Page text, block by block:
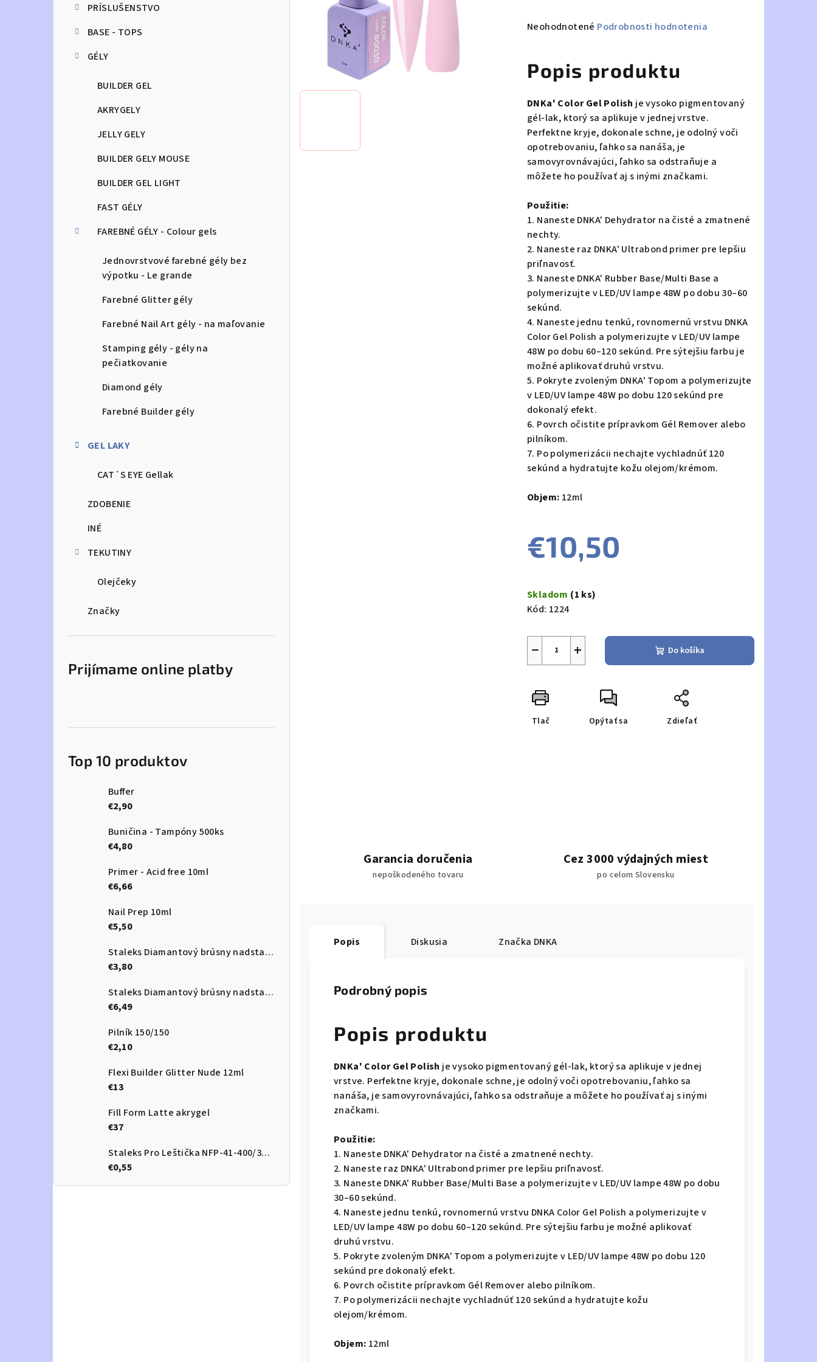
PRÍSLUŠENSTVO
BASE - TOPS
GÉLY
BUILDER GEL
AKRYGELY
JELLY GELY
BUILDER GELY MOUSE
BUILDER GEL LIGHT
FAST GÉLY
FAREBNÉ GÉLY - Colour gels
Jednovrstvové farebné gély bez
výpotku - Le grande
Farebné Glitter gély
Farebné Nail Art gély - na maľovanie
Stamping gély - gély na
pečiatkovanie
Diamond gély
Farebné Builder gély
GEL LAKY
CAT´S EYE Gellak
ZDOBENIE
INÉ
TEKUTINY
Olejčeky
Značky
Prijímame online platby
Top 10 produktov
Buffer
€2,90
Buničina - Tampóny 500ks
€4,80
Primer - Acid free 10ml
€6,66
Nail Prep 10ml
€5,50
Staleks Diamantový brúsny nadstavec - “frustum” red - FA70R025/8
€3,80
Staleks Diamantový brúsny nadstavec - “ball” red 3,5 - FA01R035
€6,49
Pilník 150/150
€2,10
Flexi Builder Glitter Nude 12ml
€13
Fill Form Latte akrygel
€37
Staleks Pro Leštička NFP-41-400/3000
€0,55
Priemerné
je
z
5
hviezdičiek.
Neohodnotené Podrobnosti hodnotenia
Popis produktu
DNKa' Color Gel Polish je vysoko pigmentovaný
gél-lak, ktorý sa aplikuje v jednej vrstve.
Perfektne kryje, dokonale schne, je odolný voči
opotrebovaniu, ľahko sa nanáša, je
samovyrovnávajúci, ľahko sa odstraňuje a
môžete ho používať aj s inými značkami.
Použitie:
1. Naneste DNKA' Dehydrator na čisté a zmatnené
nechty.
2. Naneste raz DNKA' Ultrabond primer pre lepšiu
priľnavosť.
3. Naneste DNKA' Rubber Base/Multi Base a
polymerizujte v LED/UV lampe 48W po dobu 30–60
sekúnd.
4. Naneste jednu tenkú, rovnomernú vrstvu DNKA
Color Gel Polish a polymerizujte v LED/UV lampe
48W po dobu 60–120 sekúnd. Pre sýtejšiu farbu je
možné aplikovať druhú vrstvu.
5. Pokryte zvoleným DNKA' Topom a polymerizujte
v LED/UV lampe 48W po dobu 120 sekúnd pre
dokonalý efekt.
6. Povrch očistite prípravkom Gél Remover alebo
pilníkom.
7. Po polymerizácii nechajte vychladnúť 120
sekúnd a hydratujte kožu olejom/krémom.
Objem: 12ml
€10,50
cena:
Skladom (1 ks)
Kód: 1224
+
− Do košíka
Tlač Opýtať sa Zdieľať
Garancia doručenia
nepoškodeného tovaru
Cez 3000 výdajných miest
po celom Slovensku
Popis Diskusia Značka DNKA
Podrobný popis
Popis produktu
DNKa' Color Gel Polish je vysoko pigmentovaný gél-lak, ktorý sa aplikuje v jednej
vrstve. Perfektne kryje, dokonale schne, je odolný voči opotrebovaniu, ľahko sa
nanáša, je samovyrovnávajúci, ľahko sa odstraňuje a môžete ho používať aj s inými
značkami.
Použitie:
1. Naneste DNKA' Dehydrator na čisté a zmatnené nechty.
2. Naneste raz DNKA' Ultrabond primer pre lepšiu priľnavosť.
3. Naneste DNKA' Rubber Base/Multi Base a polymerizujte v LED/UV lampe 48W po dobu
30–60 sekúnd.
4. Naneste jednu tenkú, rovnomernú vrstvu DNKA Color Gel Polish a polymerizujte v
LED/UV lampe 48W po dobu 60–120 sekúnd. Pre sýtejšiu farbu je možné aplikovať
druhú vrstvu.
5. Pokryte zvoleným DNKA' Topom a polymerizujte v LED/UV lampe 48W po dobu 120
sekúnd pre dokonalý efekt.
6. Povrch očistite prípravkom Gél Remover alebo pilníkom.
7. Po polymerizácii nechajte vychladnúť 120 sekúnd a hydratujte kožu
olejom/krémom.
Objem: 12ml